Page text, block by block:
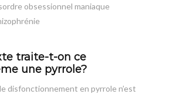
obsessionnel maniaque
traite-t-on ce
une pyrrole?
disfonctionnement en pyrrole n’est